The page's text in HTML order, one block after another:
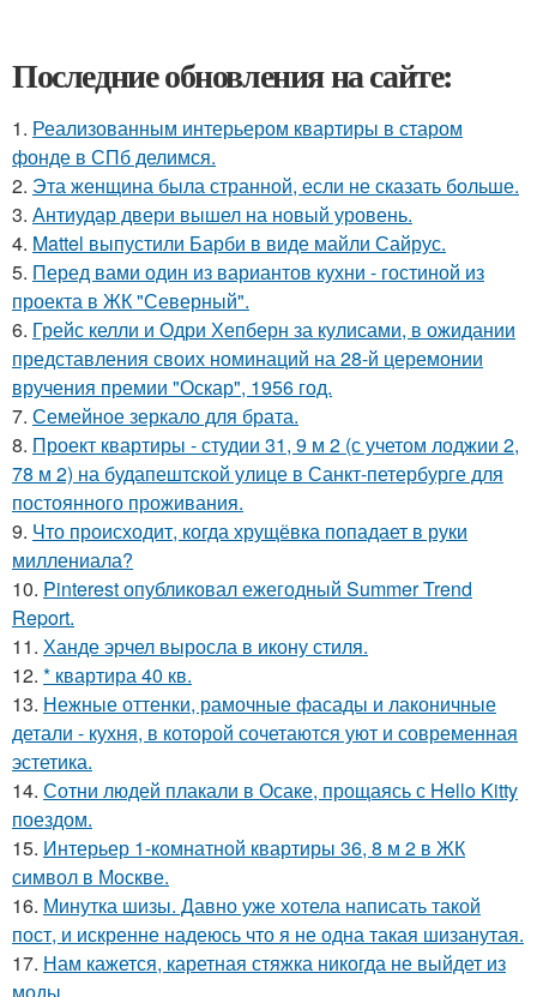
Последние обновления на сайте:
1. Реализованным интерьером квартиры в старом
фонде в СПб делимся.
2. Эта женщина была странной, если не сказать больше.
3. Антиудар двери вышел на новый уровень.
4. Mattel выпустили Барби в виде майли Сайрус.
5. Перед вами один из вариантов кухни - гостиной из
проекта в ЖК "Северный".
6. Грейс келли и Одри Хепберн за кулисами, в ожидании
представления своих номинаций на 28-й церемонии
вручения премии "Оскар", 1956 год.
7. Семейное зеркало для брата.
8. Проект квартиры - студии 31, 9 м 2 (с учетом лоджии 2,
78 м 2) на будапештской улице в Санкт-петербурге для
постоянного проживания.
9. Что происходит, когда хрущёвка попадает в руки
миллениала?
10. Pinterest опубликовал ежегодный Summer Trend
Report.
11. Ханде эрчел выросла в икону стиля.
12. * квартира 40 кв.
13. Нежные оттенки, рамочные фасады и лаконичные
детали - кухня, в которой сочетаются уют и современная
эстетика.
14. Сотни людей плакали в Осаке, прощаясь с Hello Kitty
поездом.
15. Интерьер 1-комнатной квартиры 36, 8 м 2 в ЖК
символ в Москве.
16. Минутка шизы. Давно уже хотела написать такой
пост, и искренне надеюсь что я не одна такая шизанутая.
17. Нам кажется, каретная стяжка никогда не выйдет из